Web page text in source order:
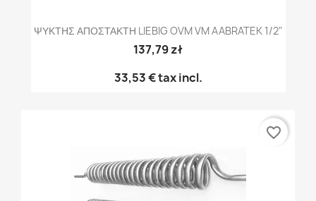
ΨΥΚΤΗΣ ΑΠΟΣΤΑΚΤΗ LIEBIG OVM VM AABRATEK 1/2"
137,79 zł
33,53 €tax incl.
favorite_border